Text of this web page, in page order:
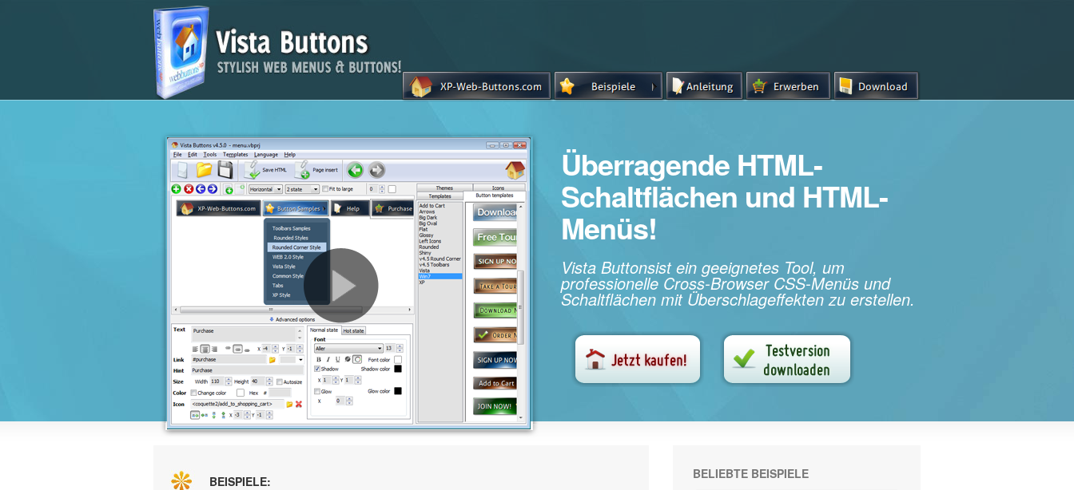
Überragende HTML-
Schaltflächen und HTML-
Menüs!
Vista Buttonsist ein geeignetes Tool, um
professionelle Cross-Browser CSS-Menüs und
Schaltflächen mit Überschlageffekten zu erstellen.
BEISPIELE: BELIEBTE BEISPIELE